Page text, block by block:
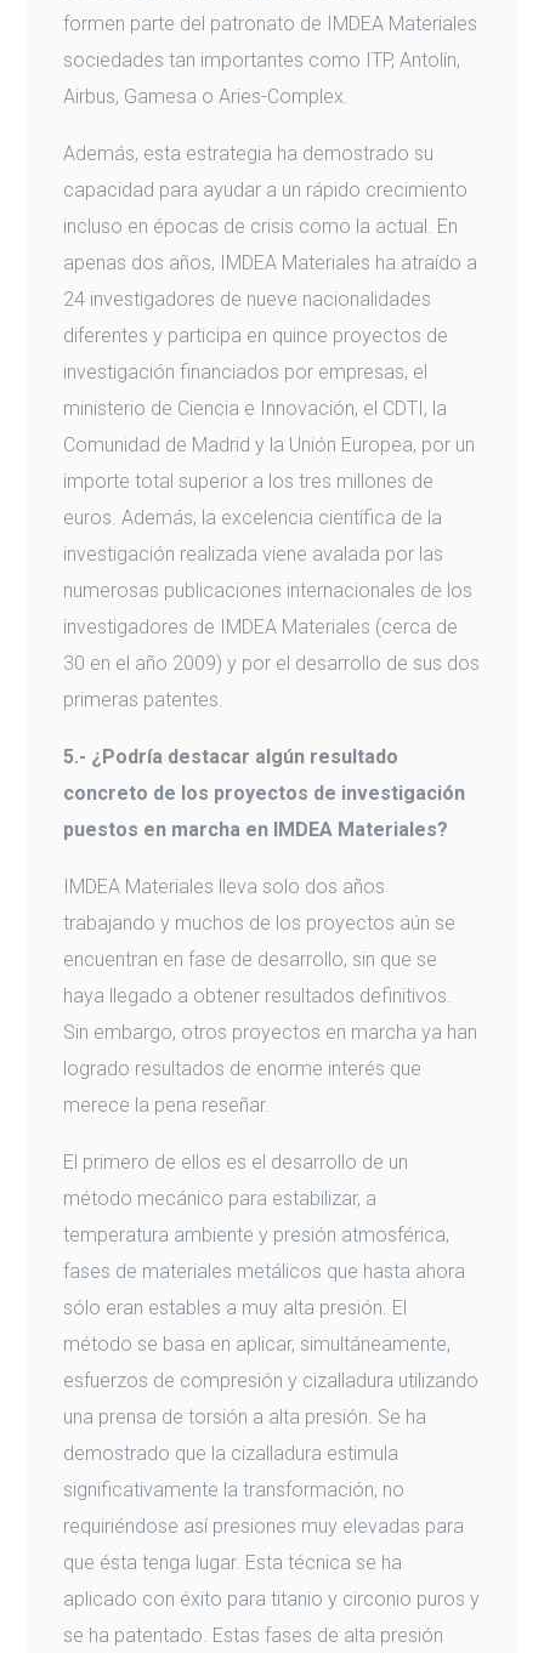
formen parte del patronato de IMDEA Materiales
sociedades tan importantes como ITP, Antolín,
Airbus, Gamesa o Aries-Complex.
Además, esta estrategia ha demostrado su
capacidad para ayudar a un rápido crecimiento
incluso en épocas de crisis como la actual. En
apenas dos años, IMDEA Materiales ha atraído a
24 investigadores de nueve nacionalidades
diferentes y participa en quince proyectos de
investigación financiados por empresas, el
ministerio de Ciencia e Innovación, el CDTI, la
Comunidad de Madrid y la Unión Europea, por un
importe total superior a los tres millones de
euros. Además, la excelencia científica de la
investigación realizada viene avalada por las
numerosas publicaciones internacionales de los
investigadores de IMDEA Materiales (cerca de
30 en el año 2009) y por el desarrollo de sus dos
primeras patentes.
5.- ¿Podría destacar algún resultado
concreto de los proyectos de investigación
puestos en marcha en IMDEA Materiales?
IMDEA Materiales lleva solo dos años
trabajando y muchos de los proyectos aún se
encuentran en fase de desarrollo, sin que se
haya llegado a obtener resultados definitivos.
Sin embargo, otros proyectos en marcha ya han
logrado resultados de enorme interés que
merece la pena reseñar.
El primero de ellos es el desarrollo de un
método mecánico para estabilizar, a
temperatura ambiente y presión atmosférica,
fases de materiales metálicos que hasta ahora
sólo eran estables a muy alta presión. El
método se basa en aplicar, simultáneamente,
esfuerzos de compresión y cizalladura utilizando
una prensa de torsión a alta presión. Se ha
demostrado que la cizalladura estimula
significativamente la transformación, no
requiriéndose así presiones muy elevadas para
que ésta tenga lugar. Esta técnica se ha
aplicado con éxito para titanio y circonio puros y
se ha patentado. Estas fases de alta presión